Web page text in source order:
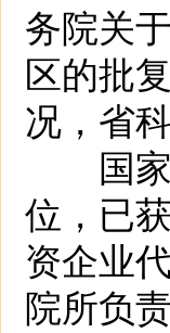
务院关
区的批
况，省
国家
位，已
资企业
院所负